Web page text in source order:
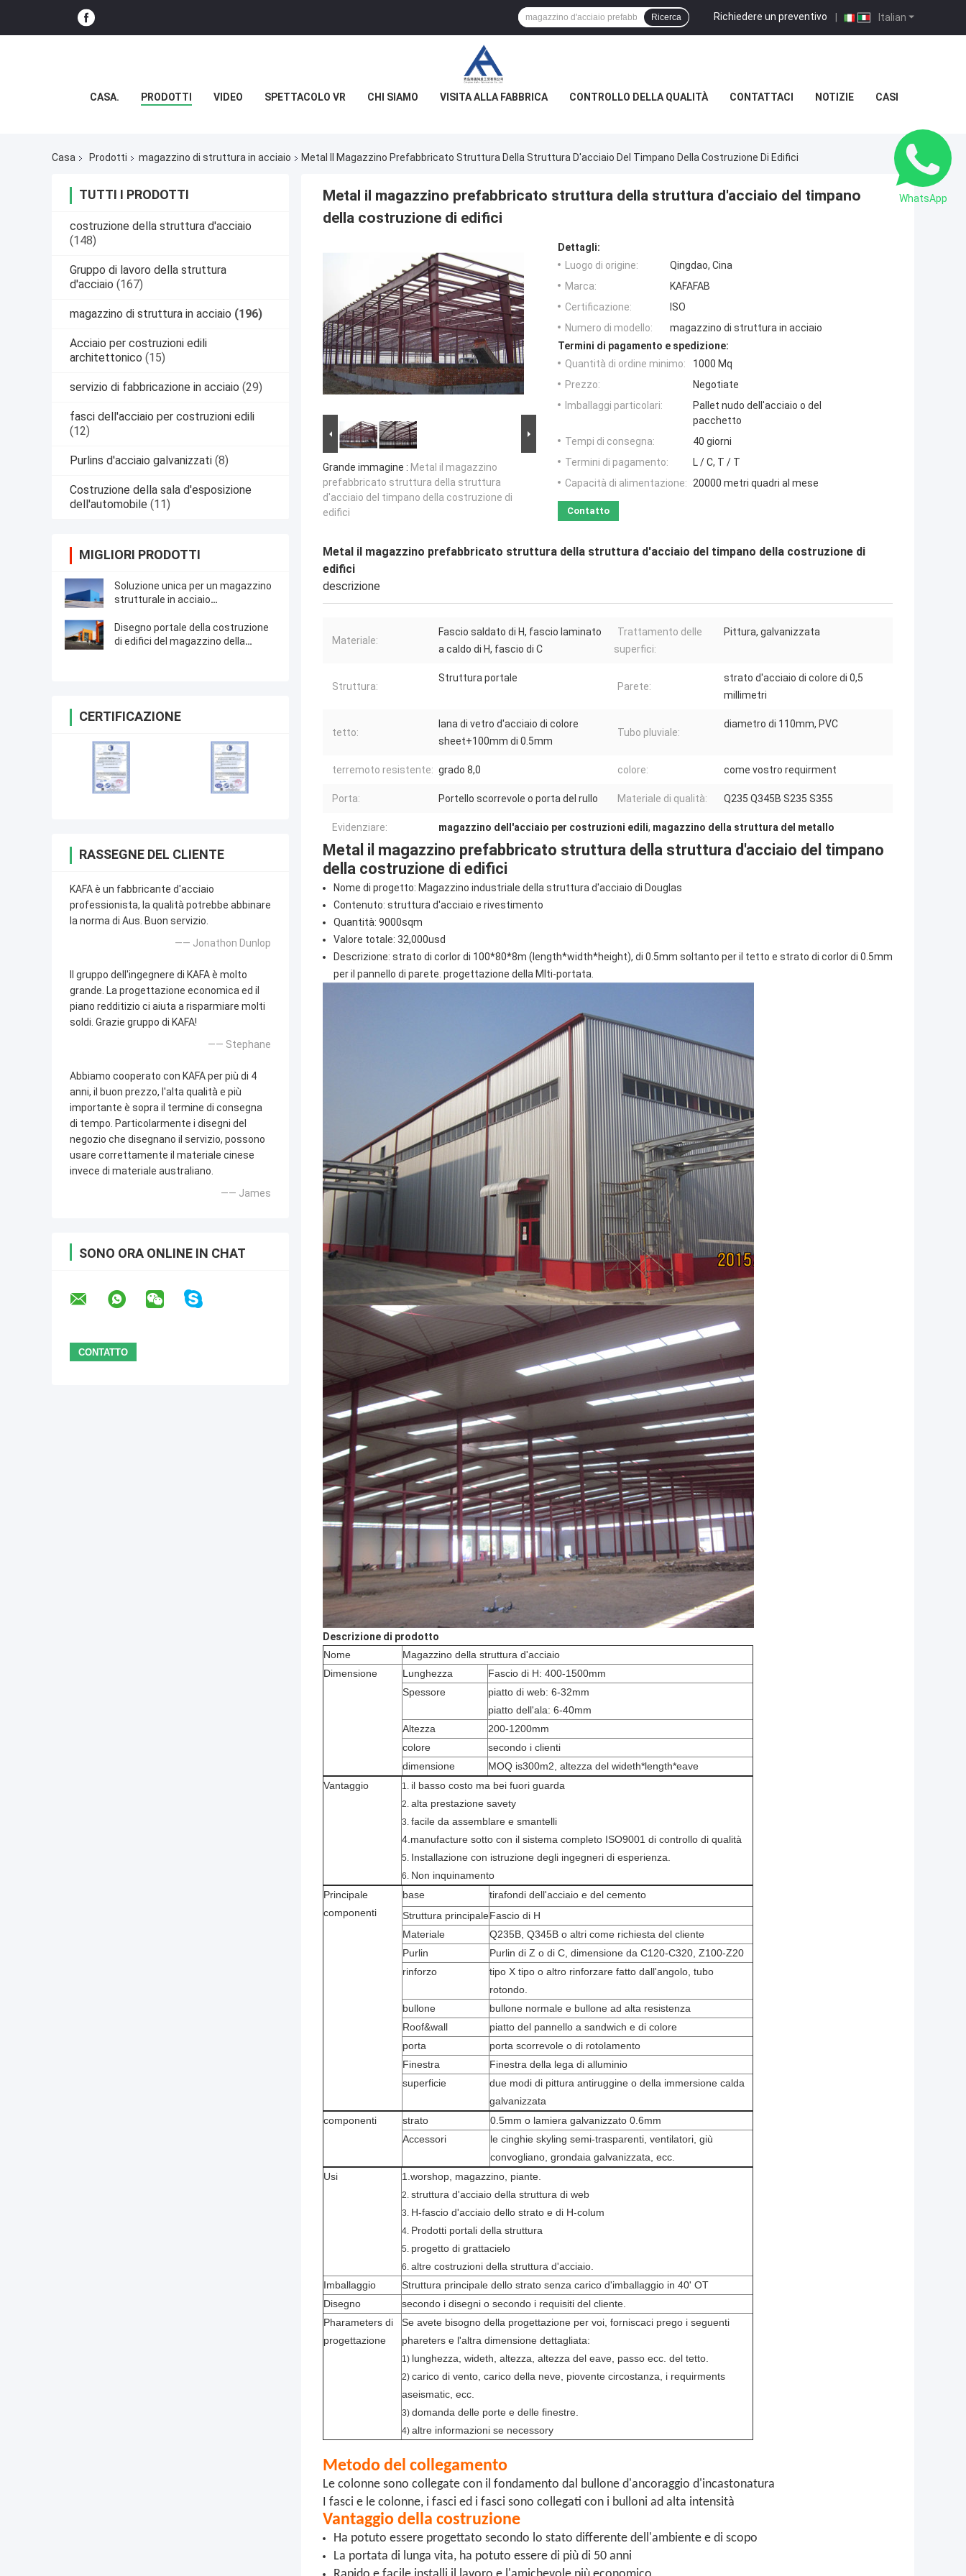
Italian
Richiedere un preventivo |
Ricerca
CASA. PRODOTTI VIDEO SPETTACOLO VR CHI SIAMO VISITA ALLA FABBRICA CONTROLLO DELLA QUALITÀ CONTATTACI NOTIZIE CASI
Casa Prodotti magazzino di struttura in acciaio Metal Il Magazzino Prefabbricato Struttura Della Struttura D'acciaio Del Timpano Della Costruzione Di Edifici
TUTTI I PRODOTTI
costruzione della struttura d'acciaio
(148)
Gruppo di lavoro della struttura
d'acciaio (167)
magazzino di struttura in acciaio (196)
Acciaio per costruzioni edili
architettonico (15)
servizio di fabbricazione in acciaio (29)
fasci dell'acciaio per costruzioni edili
(12)
Purlins d'acciaio galvanizzati (8)
Costruzione della sala d'esposizione
dell'automobile (11)
MIGLIORI PRODOTTI
Soluzione unica per un magazzino
strutturale in acciaio
Disegno portale della costruzione
di edifici del magazzino della
CERTIFICAZIONE
RASSEGNE DEL CLIENTE
KAFA è un fabbricante d'acciaio
professionista, la qualità potrebbe abbinare
la norma di Aus. Buon servizio.
—— Jonathon Dunlop
Il gruppo dell'ingegnere di KAFA è molto
grande. La progettazione economica ed il
piano redditizio ci aiuta a risparmiare molti
soldi. Grazie gruppo di KAFA!
—— Stephane
Abbiamo cooperato con KAFA per più di 4
anni, il buon prezzo, l'alta qualità e più
importante è sopra il termine di consegna
di tempo. Particolarmente i disegni del
negozio che disegnano il servizio, possono
usare correttamente il materiale cinese
invece di materiale australiano.
—— James
SONO ORA ONLINE IN CHAT
Metal il magazzino prefabbricato struttura della struttura d'acciaio del timpano
della costruzione di edifici
Grande immagine : Metal il magazzino
prefabbricato struttura della struttura
d'acciaio del timpano della costruzione di
edifici
Dettagli:
Luogo di origine:
Qingdao, Cina
Marca:
KAFAFAB
Certificazione:
ISO
Numero di modello:
magazzino di struttura in acciaio
Termini di pagamento e spedizione:
Quantità di ordine minimo:
1000 Mq
Prezzo:
Negotiate
Imballaggi particolari:
Pallet nudo dell'acciaio o del
pacchetto
Tempi di consegna:
40 giorni
Termini di pagamento:
L / C, T / T
Capacità di alimentazione: 20000 metri quadri al mese
Contatto
Metal il magazzino prefabbricato struttura della struttura d'acciaio del timpano della costruzione di
edifici
descrizione
Materiale:
Fascio saldato di H, fascio laminato
a caldo di H, fascio di C
Trattamento delle
superfici:
Pittura, galvanizzata
Struttura:
Struttura portale
Parete:
strato d'acciaio di colore di 0,5
millimetri
tetto:
lana di vetro d'acciaio di colore
sheet+100mm di 0.5mm
Tubo pluviale:
diametro di 110mm, PVC
terremoto resistente: grado 8,0 colore: come vostro requirment
Porta: Portello scorrevole o porta del rullo Materiale di qualità: Q235 Q345B S235 S355
Evidenziare: magazzino dell'acciaio per costruzioni edili, magazzino della struttura del metallo
Metal il magazzino prefabbricato struttura della struttura d'acciaio del timpano
della costruzione di edifici
Nome di progetto: Magazzino industriale della struttura d'acciaio di Douglas
Contenuto: struttura d'acciaio e rivestimento
Quantità: 9000sqm
Valore totale: 32,000usd
Descrizione: strato di corlor di 100*80*8m (length*width*height), di 0.5mm soltanto per il tetto e strato di corlor di 0.5mm
per il pannello di parete. progettazione della Mlti-portata.
Descrizione di prodotto
Nome
Magazzino della struttura d'acciaio
Dimensione
Lunghezza
Fascio di H: 400-1500mm
Spessore
piatto di web: 6-32mm
piatto dell'ala: 6-40mm
Altezza
200-1200mm
colore
secondo i clienti
dimensione
MOQ is300m2, altezza del wideth*length*eave
Vantaggio
1. il basso costo ma bei fuori guarda
2. alta prestazione savety
3. facile da assemblare e smantelli
4.manufacture sotto con il sistema completo ISO9001 di controllo di qualità
5. Installazione con istruzione degli ingegneri di esperienza.
6. Non inquinamento
Principale
componenti
base
tirafondi dell'acciaio e del cemento
Struttura principaleFascio di H
Materiale
Q235B, Q345B o altri come richiesta del cliente
Purlin
Purlin di Z o di C, dimensione da C120-C320, Z100-Z20
rinforzo
tipo X tipo o altro rinforzare fatto dall'angolo, tubo
rotondo.
bullone
bullone normale e bullone ad alta resistenza
Roof&wall
piatto del pannello a sandwich e di colore
porta
porta scorrevole o di rotolamento
Finestra
Finestra della lega di alluminio
superficie
due modi di pittura antiruggine o della immersione calda
galvanizzata
componenti
strato
0.5mm o lamiera galvanizzato 0.6mm
Accessori
le cinghie skyling semi-trasparenti, ventilatori, giù
convogliano, grondaia galvanizzata, ecc.
Usi
1.worshop, magazzino, piante.
2. struttura d'acciaio della struttura di web
3. H-fascio d'acciaio dello strato e di H-colum
4. Prodotti portali della struttura
5. progetto di grattacielo
6. altre costruzioni della struttura d'acciaio.
Imballaggio
Struttura principale dello strato senza carico d'imballaggio in 40' OT
Disegno
secondo i disegni o secondo i requisiti del cliente.
Pharameters di
progettazione
Se avete bisogno della progettazione per voi, forniscaci prego i seguenti
phareters e l'altra dimensione dettagliata:
1) lunghezza, wideth, altezza, altezza del eave, passo ecc. del tetto.
2) carico di vento, carico della neve, piovente circostanza, i requirments
aseismatic, ecc.
3) domanda delle porte e delle finestre.
4) altre informazioni se necessory
Metodo del collegamento
Le colonne sono collegate con il fondamento dal bullone d'ancoraggio d'incastonatura
I fasci e le colonne, i fasci ed i fasci sono collegati con i bulloni ad alta intensità
Vantaggio della costruzione
Ha potuto essere progettato secondo lo stato differente dell'ambiente e di scopo
La portata di lunga vita, ha potuto essere di più di 50 anni
WhatsApp